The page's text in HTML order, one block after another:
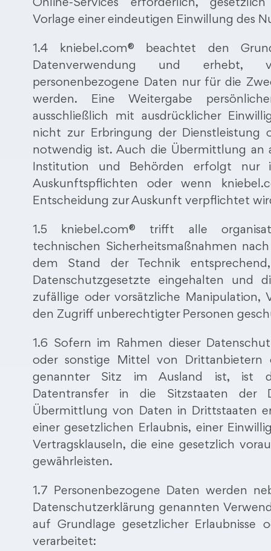
Online-Services erforderlich,
Vorlage einer eindeutigen Einwillung des
1.4 kniebel.com® beachtet den
Datenverwendung und erhebt,
personenbezogene Daten nur für die
werden. Eine Weitergabe
ausschließlich mit ausdrücklicher
nicht zur Erbringung der Dienstleistung
notwendig ist. Auch die Übermittlung an
Institution und Behörden erfolgt nur
Auskunftspflichten oder wenn
Entscheidung zur Auskunft verpflichtet
1.5 kniebel.com® trifft alle
technischen Sicherheitsmaßnahmen
dem Stand der Technik
Datenschutzgesetzte eingehalten und
zufällige oder vorsätzliche Manipulation,
den Zugriff unberechtigter Personen
1.6 Sofern im Rahmen dieser
oder sonstige Mittel von Drittanbietern
genannter Sitz im Ausland ist, ist
Datentransfer in die Sitzstaaten der
Übermittlung von Daten in Drittstaaten
einer gesetzlichen Erlaubnis, einer
Vertragsklauseln, die eine gesetzlich
gewährleisten.
1.7 Personenbezogene Daten werden
Datenschutzerklärung genannten
auf Grundlage gesetzlicher Erlaubnisse
verarbeitet: